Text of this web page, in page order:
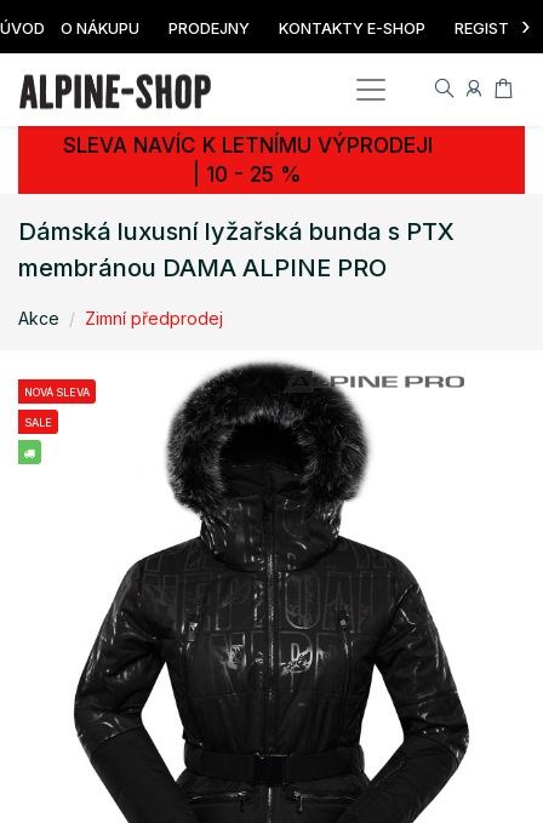
ÚVOD O NÁKUPU PRODEJNY KONTAKTY E-SHOP ›
SLEVA NAVÍC K LETNÍMU VÝPRODEJI
| 10 - 25 %
Dámská luxusní lyžařská bunda s PTX
membránou DAMA ALPINE PRO
Akce Zimní předprodej
NOVÁ SLEVA
SALE